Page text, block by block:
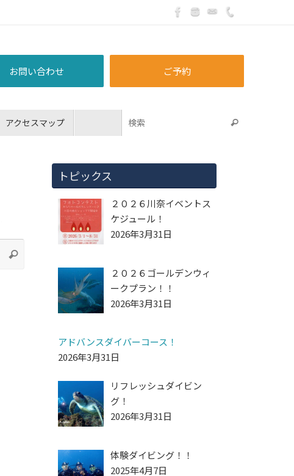
ご予約
お問い合わせ
アクセスマップ
トピックス
２０２６川奈イベントス
ケジュール！
2026年3月31日
２０２６ゴールデンウィ
ークプラン！！
2026年3月31日
アドバンスダイバーコース！
2026年3月31日
リフレッシュダイビン
グ！
2026年3月31日
体験ダイビング！！
2025年4月7日